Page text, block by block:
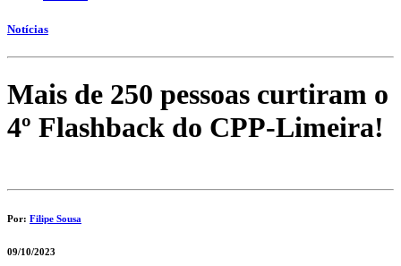
Notícias
Mais de 250 pessoas curtiram o
4º Flashback do CPP-Limeira!
Por: Filipe Sousa
09/10/2023